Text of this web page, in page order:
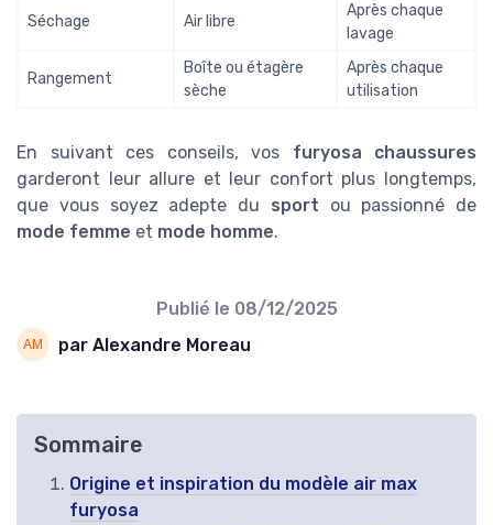
Séchage Air libre
Après chaque
lavage
Rangement
Boîte ou étagère
sèche
Après chaque
utilisation
En suivant ces conseils, vos furyosa chaussures
garderont leur allure et leur confort plus longtemps,
que vous soyez adepte du sport ou passionné de
mode femme et mode homme.
Publié le 08/12/2025
par Alexandre Moreau
Sommaire
Origine et inspiration du modèle air max
furyosa